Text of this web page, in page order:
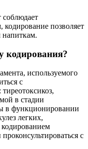
соблюдает
позволяет
напиткам.
кодирования?
используемого
с
в стадии
в функционировании
легких,
с